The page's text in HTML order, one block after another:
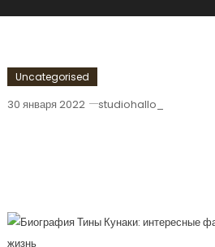
Uncategorised
30 января 2022 studiohallo_